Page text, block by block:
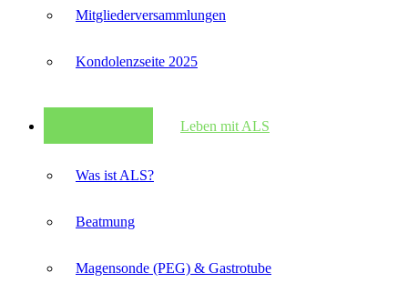
Mitglieder­versammlungen
Kondolenzseite 2025
Leben mit ALS
Was ist ALS?
Beatmung
Magensonde (PEG) & Gastrotube